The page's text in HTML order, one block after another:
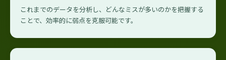
これまでのデータを分析し、どんなミスが多いのかを把握する
ことで、効率的に弱点を克服可能です。